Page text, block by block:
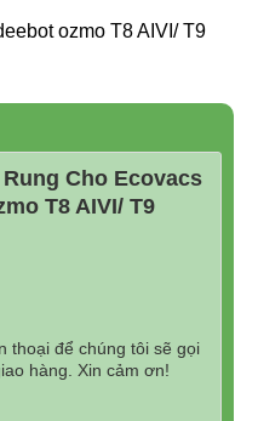
Cho Ecovacs
T8 AIVI/ T9
thoại để chúng tôi sẽ gọi
hàng. Xin cảm ơn!